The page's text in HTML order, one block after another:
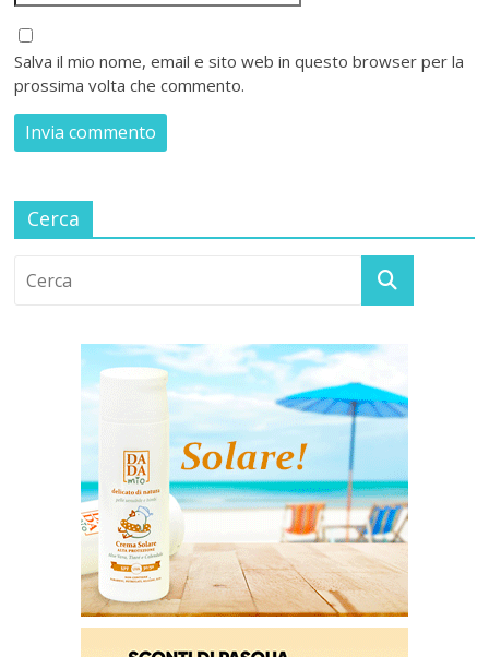
Salva il mio nome, email e sito web in questo browser per la
prossima volta che commento.
Cerca